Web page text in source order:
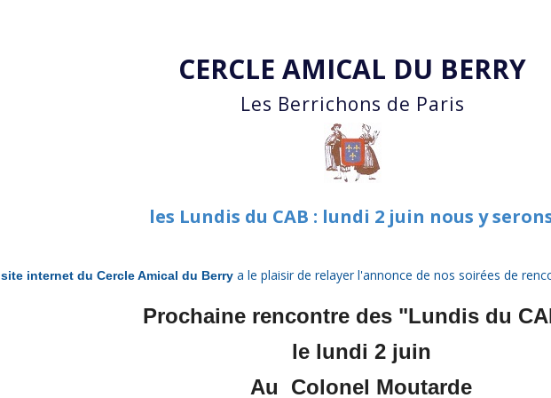
CERCLE AMICAL DU BERRY
Les Berrichons de Paris
les Lundis du CAB : lundi 2 juin nous y
site internet du Cercle Amical du Berry a le plaisir de relayer l'annonce de nos soirées de
Prochaine rencontre des "Lundis du
le lundi 2 juin
Au Colonel Moutarde